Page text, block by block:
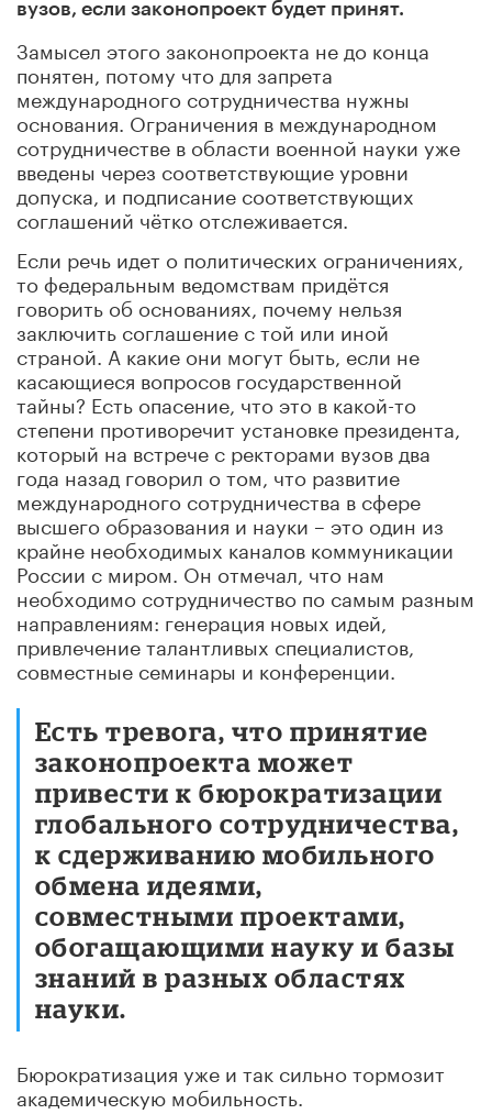
вузов, если законопроект будет принят.
Замысел этого законопроекта не до конца
понятен, потому что для запрета
международного сотрудничества нужны
основания. Ограничения в международном
сотрудничестве в области военной науки уже
введены через соответствующие уровни
допуска, и подписание соответствующих
соглашений чётко отслеживается.
Если речь идет о политических ограничениях,
то федеральным ведомствам придётся
говорить об основаниях, почему нельзя
заключить соглашение с той или иной
страной. А какие они могут быть, если не
касающиеся вопросов государственной
тайны? Есть опасение, что это в какой-то
степени противоречит установке президента,
который на встрече с ректорами вузов два
года назад говорил о том, что развитие
международного сотрудничества в сфере
высшего образования и науки – это один из
крайне необходимых каналов коммуникации
России с миром. Он отмечал, что нам
необходимо сотрудничество по самым разным
направлениям: генерация новых идей,
привлечение талантливых специалистов,
совместные семинары и конференции.
Есть тревога, что принятие
законопроекта может
привести к бюрократизации
глобального сотрудничества,
к сдерживанию мобильного
обмена идеями,
совместными проектами,
обогащающими науку и базы
знаний в разных областях
науки.
Бюрократизация уже и так сильно тормозит
академическую мобильность.